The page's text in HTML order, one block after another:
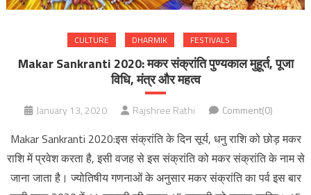
CULTURE DHARMIK FESTIVALS
Makar Sankranti 2020: मकर संक्रांति पुण्यकाल मुहूर्त, पूजा
विधि, मंत्र और महत्व
January 13, 2020 Rajshree Rathi Comment(0)
Makar Sankranti 2020:इस संक्रांति के दिन सूर्य, धनु राशि को छोड़ मकर
राशि में प्रवेश करता है, इसी वजह से इस संक्रांति को मकर संक्रांति के नाम से
जाना जाता है। ज्योतिषीय गणनाओं के अनुसार मकर संक्रांति का पर्व इस बार